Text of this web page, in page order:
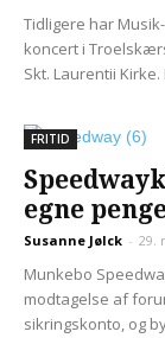
Tidligere har
koncert i
Skt. Laurentii Kirke.
FRITID
egne
Susanne Jølck - 29.
Munkebo
modtagelse af
sikringskonto, og